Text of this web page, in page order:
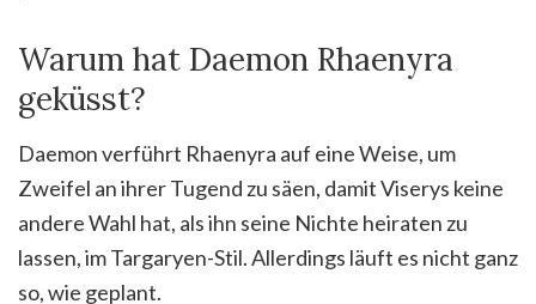
Warum hat Daemon Rhaenyra
geküsst?
Daemon verführt Rhaenyra auf eine Weise, um
Zweifel an ihrer Tugend zu säen, damit Viserys keine
andere Wahl hat, als ihn seine Nichte heiraten zu
lassen, im Targaryen-Stil. Allerdings läuft es nicht ganz
so, wie geplant.